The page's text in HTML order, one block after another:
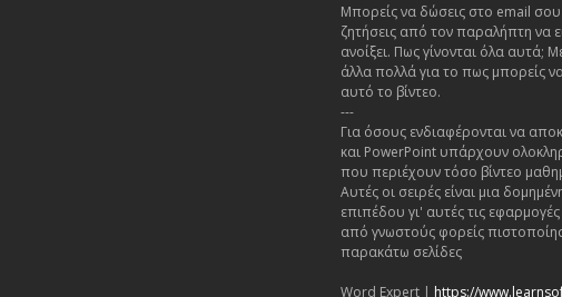
Μπορείς να δώσεις στο email σου
ζητήσεις από τον παραλήπτη να
ανοίξει. Πως γίνονται όλα αυτά;
άλλα πολλά για το πως μπορείς
αυτό το βίντεο.
---
Για όσους ενδιαφέρονται να
και PowerPoint υπάρχουν
που περιέχουν τόσο βίντεο
Αυτές οι σειρές είναι μια
επιπέδου γι' αυτές τις
από γνωστούς φορείς
παρακάτω σελίδες
Word Expert | https://